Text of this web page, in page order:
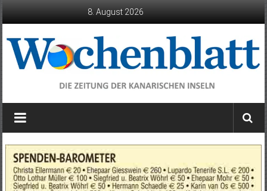
8. August 2026
Wochenblatt
die
der
Kanarischen
Inseln